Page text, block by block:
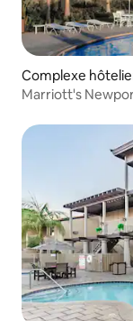
Complexe
Marriott's